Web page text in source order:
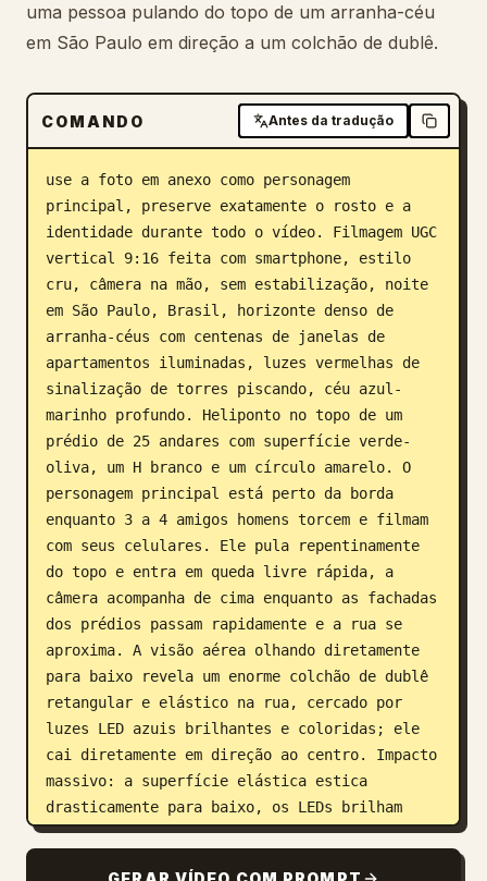
uma pessoa pulando do topo de um arranha-céu
em São Paulo em direção a um colchão de dublê.
COMANDO Antes da tradução
use a foto em anexo como personagem
principal, preserve exatamente o rosto e a
identidade durante todo o vídeo. Filmagem UGC
vertical 9:16 feita com smartphone, estilo
cru, câmera na mão, sem estabilização, noite
em São Paulo, Brasil, horizonte denso de
arranha-céus com centenas de janelas de
apartamentos iluminadas, luzes vermelhas de
sinalização de torres piscando, céu azul-
marinho profundo. Heliponto no topo de um
prédio de 25 andares com superfície verde-
oliva, um H branco e um círculo amarelo. O
personagem principal está perto da borda
enquanto 3 a 4 amigos homens torcem e filmam
com seus celulares. Ele pula repentinamente
do topo e entra em queda livre rápida, a
câmera acompanha de cima enquanto as fachadas
dos prédios passam rapidamente e a rua se
aproxima. A visão aérea olhando diretamente
para baixo revela um enorme colchão de dublê
retangular e elástico na rua, cercado por
luzes LED azuis brilhantes e coloridas; ele
cai diretamente em direção ao centro. Impacto
massivo: a superfície elástica estica
drasticamente para baixo, os LEDs brilham
intensamente, a câmera treme e, em seguida, o